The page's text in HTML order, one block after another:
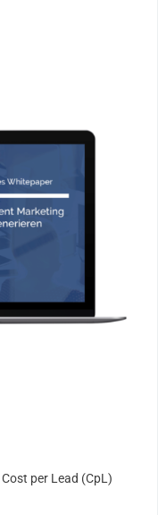
Cost per Lead (CpL)